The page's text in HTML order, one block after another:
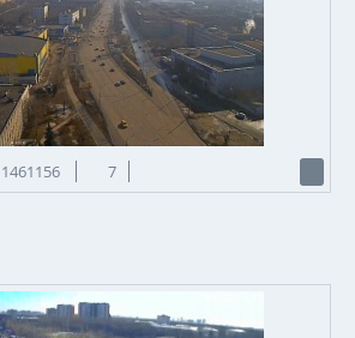
1461156 7